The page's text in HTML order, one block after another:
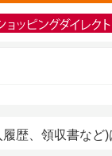
歴、領収書など)